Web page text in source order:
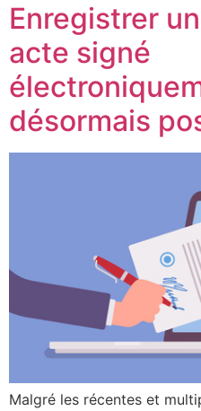
Enregistrer
acte signé
désormais
Malgré les récentes et